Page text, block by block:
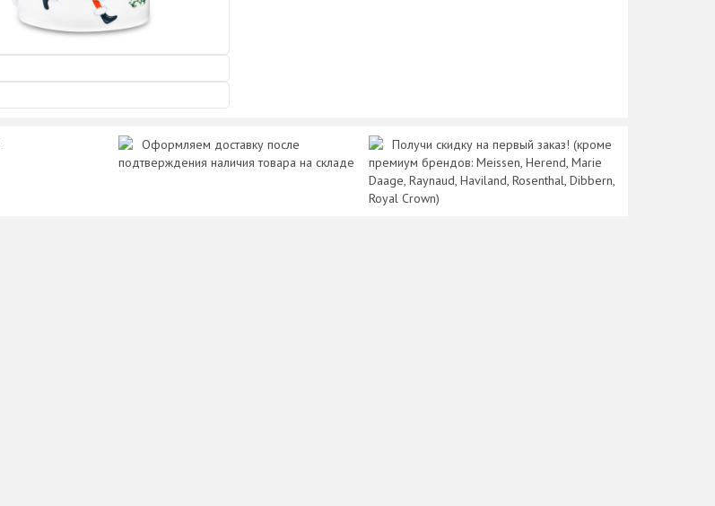
Оформляем доставку после
подтверждения наличия товара на складе
Получи скидку на первый заказ! (кроме
премиум брендов: Meissen, Herend, Marie
Daage, Raynaud, Haviland, Rosenthal, Dibbern,
Royal Crown)